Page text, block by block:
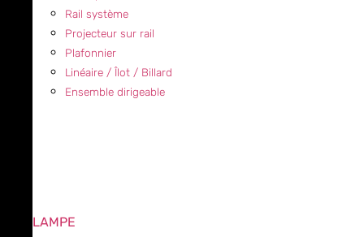
Rail système
Projecteur sur rail
Plafonnier
Linéaire / Îlot / Billard
Ensemble dirigeable
LAMPE